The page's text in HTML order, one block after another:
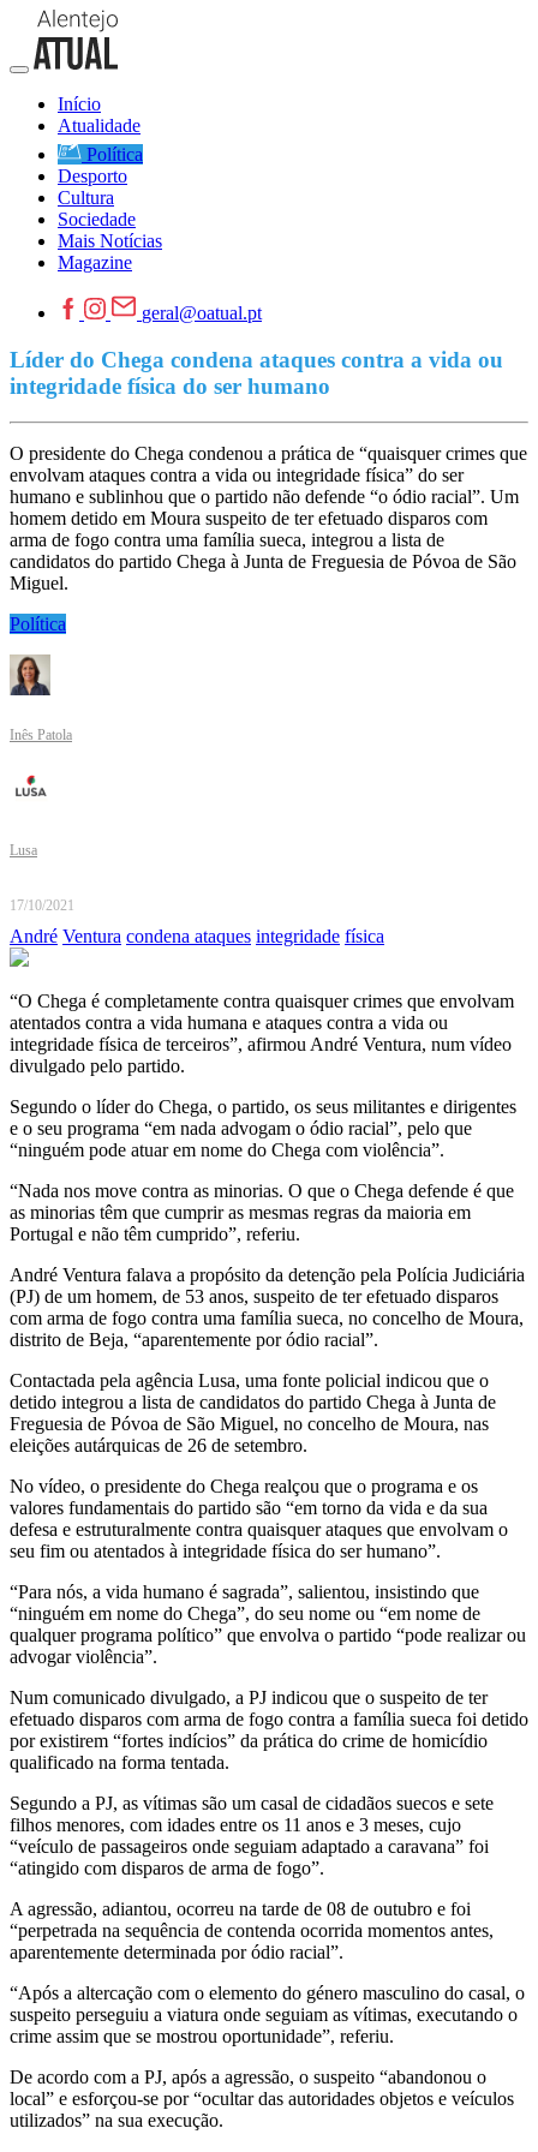
Início
Atualidade
Política
Desporto
Cultura
Sociedade
Mais Notícias
Magazine
geral@oatual.pt
Líder do Chega condena ataques contra a vida ou
integridade física do ser humano
O presidente do Chega condenou a prática de “quaisquer crimes que
envolvam ataques contra a vida ou integridade física” do ser
humano e sublinhou que o partido não defende “o ódio racial”. Um
homem detido em Moura suspeito de ter efetuado disparos com
arma de fogo contra uma família sueca, integrou a lista de
candidatos do partido Chega à Junta de Freguesia de Póvoa de São
Miguel.
Política
Inês Patola
Lusa
17/10/2021
André Ventura condena ataques integridade física
“O Chega é completamente contra quaisquer crimes que envolvam
atentados contra a vida humana e ataques contra a vida ou
integridade física de terceiros”, afirmou André Ventura, num vídeo
divulgado pelo partido.
Segundo o líder do Chega, o partido, os seus militantes e dirigentes
e o seu programa “em nada advogam o ódio racial”, pelo que
“ninguém pode atuar em nome do Chega com violência”.
“Nada nos move contra as minorias. O que o Chega defende é que
as minorias têm que cumprir as mesmas regras da maioria em
Portugal e não têm cumprido”, referiu.
André Ventura falava a propósito da detenção pela Polícia Judiciária
(PJ) de um homem, de 53 anos, suspeito de ter efetuado disparos
com arma de fogo contra uma família sueca, no concelho de Moura,
distrito de Beja, “aparentemente por ódio racial”.
Contactada pela agência Lusa, uma fonte policial indicou que o
detido integrou a lista de candidatos do partido Chega à Junta de
Freguesia de Póvoa de São Miguel, no concelho de Moura, nas
eleições autárquicas de 26 de setembro.
No vídeo, o presidente do Chega realçou que o programa e os
valores fundamentais do partido são “em torno da vida e da sua
defesa e estruturalmente contra quaisquer ataques que envolvam o
seu fim ou atentados à integridade física do ser humano”.
“Para nós, a vida humano é sagrada”, salientou, insistindo que
“ninguém em nome do Chega”, do seu nome ou “em nome de
qualquer programa político” que envolva o partido “pode realizar ou
advogar violência”.
Num comunicado divulgado, a PJ indicou que o suspeito de ter
efetuado disparos com arma de fogo contra a família sueca foi detido
por existirem “fortes indícios” da prática do crime de homicídio
qualificado na forma tentada.
Segundo a PJ, as vítimas são um casal de cidadãos suecos e sete
filhos menores, com idades entre os 11 anos e 3 meses, cujo
“veículo de passageiros onde seguiam adaptado a caravana” foi
“atingido com disparos de arma de fogo”.
A agressão, adiantou, ocorreu na tarde de 08 de outubro e foi
“perpetrada na sequência de contenda ocorrida momentos antes,
aparentemente determinada por ódio racial”.
“Após a altercação com o elemento do género masculino do casal, o
suspeito perseguiu a viatura onde seguiam as vítimas, executando o
crime assim que se mostrou oportunidade”, referiu.
De acordo com a PJ, após a agressão, o suspeito “abandonou o
local” e esforçou-se por “ocultar das autoridades objetos e veículos
utilizados” na sua execução.